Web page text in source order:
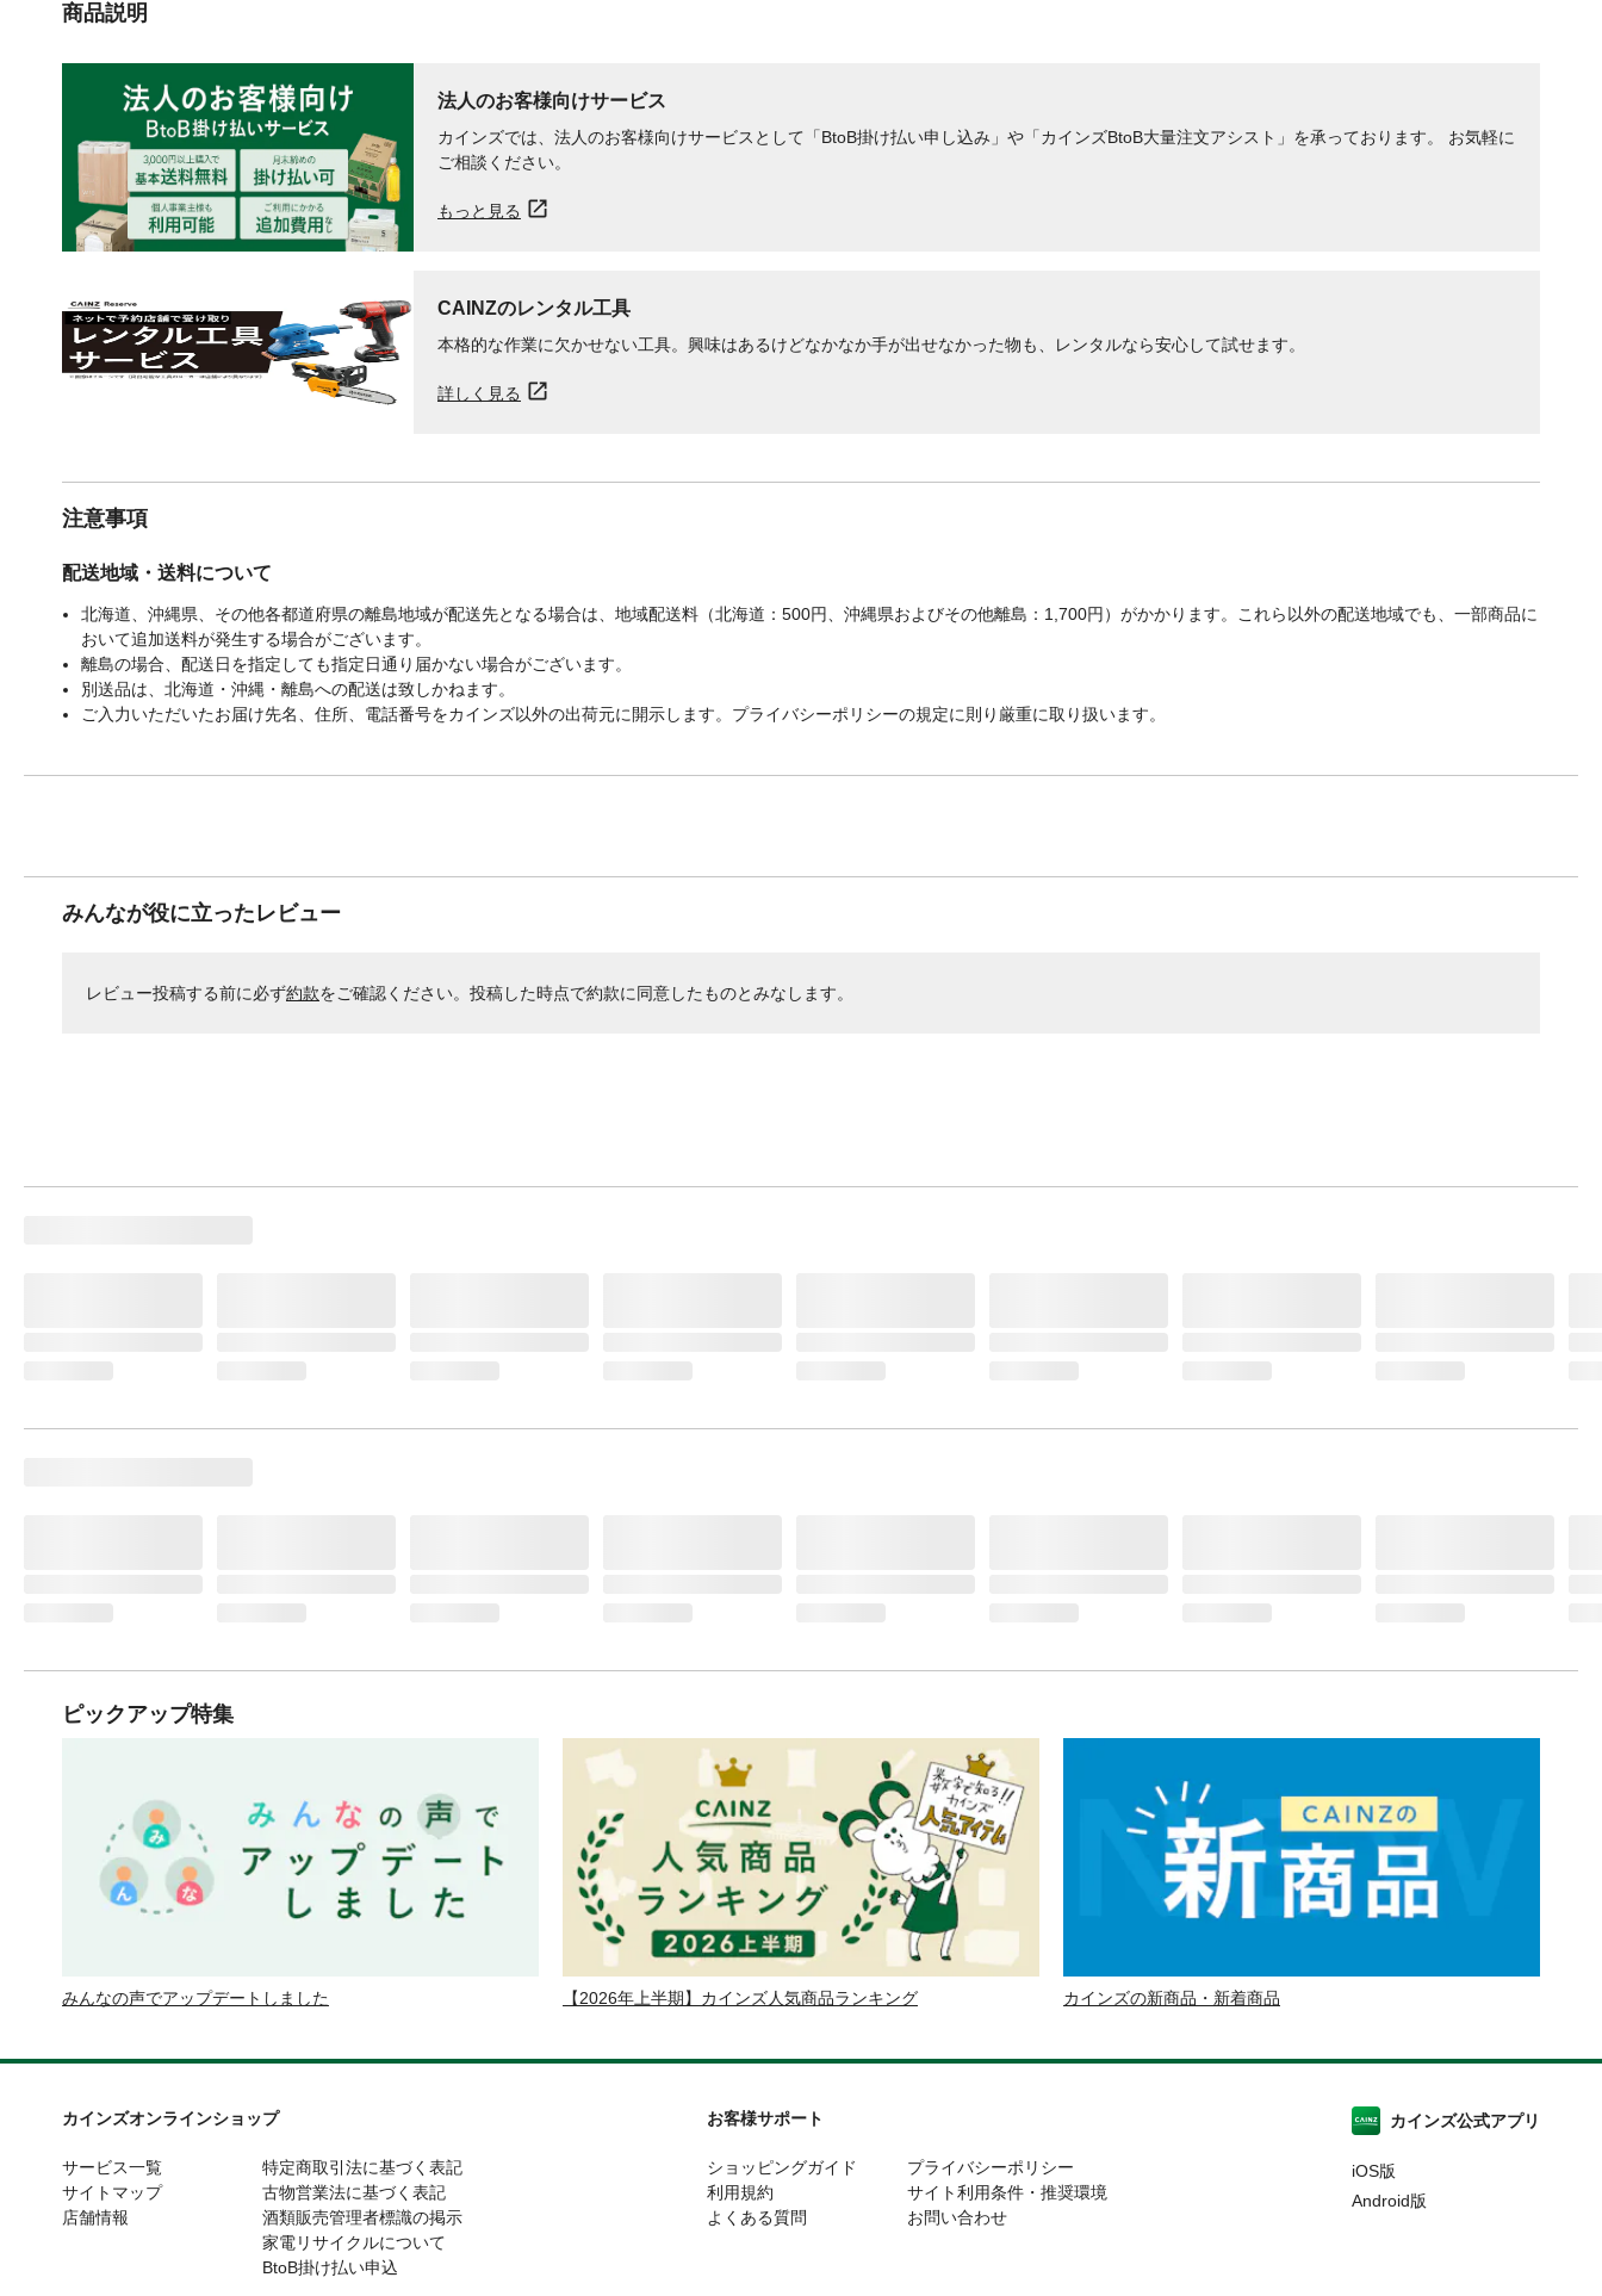
商品説明
法人のお客様向けサービス
カインズでは、法人のお客様向けサービスとして「BtoB掛け払い申し込み」や「カインズBtoB大量注文アシスト」を承っております。 お気軽に
ご相談ください。
もっと見る
CAINZのレンタル工具
本格的な作業に欠かせない工具。興味はあるけどなかなか手が出せなかった物も、レンタルなら安心して試せます。
詳しく見る
注意事項
配送地域・送料について
北海道、沖縄県、その他各都道府県の離島地域が配送先となる場合は、地域配送料（北海道：500円、沖縄県およびその他離島：1,700円）がかかります。これら以外の配送地域でも、一部商品に
おいて追加送料が発生する場合がございます。
離島の場合、配送日を指定しても指定日通り届かない場合がございます。
別送品は、北海道・沖縄・離島への配送は致しかねます。
ご入力いただいたお届け先名、住所、電話番号をカインズ以外の出荷元に開示します。プライバシーポリシーの規定に則り厳重に取り扱います。
みんなが役に立ったレビュー
レビュー投稿する前に必ず約款をご確認ください。投稿した時点で約款に同意したものとみなします。
ピックアップ特集
みんなの声でアップデートしました 【2026年上半期】カインズ人気商品ランキング カインズの新商品・新着商品
カインズオンラインショップ
サービス一覧
サイトマップ
店舗情報
特定商取引法に基づく表記
古物営業法に基づく表記
酒類販売管理者標識の掲示
家電リサイクルについて
BtoB掛け払い申込
お客様サポート
ショッピングガイド
利用規約
よくある質問
プライバシーポリシー
サイト利用条件・推奨環境
お問い合わせ
カインズ公式アプリ
iOS版
Android版